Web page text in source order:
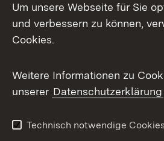
Mastodon
Messenger
Social Wall
X / Twitter
Youtube
Um unsere Webseite für Sie
und verbessern zu können,
Cookies.
Weitere Informationen zu
unserer Datenschutzerklärung
Technisch notwendige